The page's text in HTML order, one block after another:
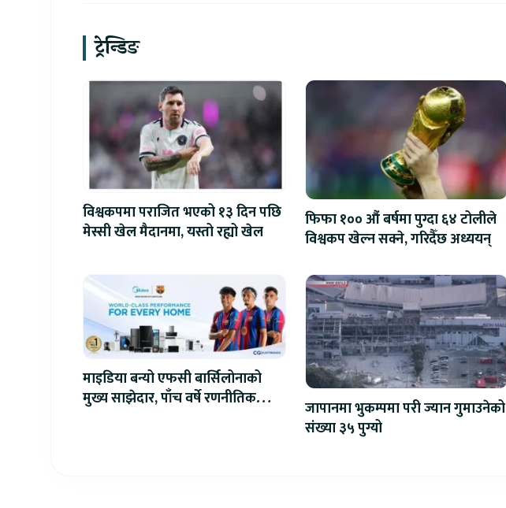
ट्रेन्डिङ
विश्वकपमा पराजित भएको १३ दिन पछि
मेस्सी खेल मैदानमा, यस्तो रह्यो खेल
फिफा १०० औं बर्षमा पुग्दा ६४ टोलीले
विश्वकप खेल्न सक्ने, गरिदैँछ अध्ययन्
माइडिया बन्यो एफसी बार्सिलोनाको
मुख्य साझेदार, पाँच वर्षे रणनीतिक
जापानमा भुकम्पमा परी ज्यान गुमाउनेको
संख्या ३५ पुग्यो